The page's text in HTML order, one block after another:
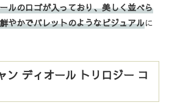
ルのロゴが入っており、美しく並べら
やかでパレットのようなビジュアルに
ン ディオール トリロジー コ